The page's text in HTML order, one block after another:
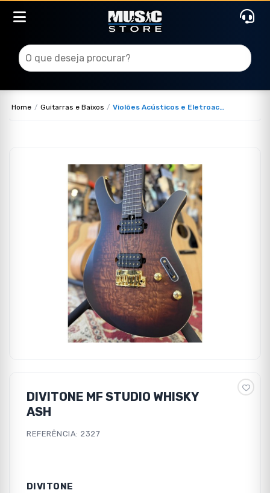
Home Guitarras e Baixos Violões Acústicos e Eletroacústicos
DIVITONE MF STUDIO WHISKY
ASH
REFERÊNCIA: 2327
DIVITONE